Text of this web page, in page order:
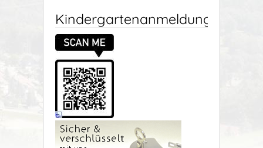
Kindergartenanmeldung